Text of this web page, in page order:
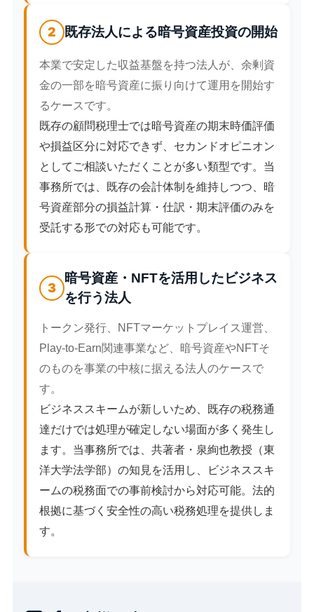
2 既存法人による暗号資産投資の開始
本業で安定した収益基盤を持つ法人が、余剰資
金の一部を暗号資産に振り向けて運用を開始す
るケースです。
既存の顧問税理士では暗号資産の期末時価評価
や損益区分に対応できず、セカンドオピニオン
としてご相談いただくことが多い類型です。当
事務所では、既存の会計体制を維持しつつ、暗
号資産部分の損益計算・仕訳・期末評価のみを
受託する形での対応も可能です。
3
暗号資産・NFTを活用したビジネス
を行う法人
トークン発行、NFTマーケットプレイス運営、
Play-to-Earn関連事業など、暗号資産やNFTそ
のものを事業の中核に据える法人のケースで
す。
ビジネススキームが新しいため、既存の税務通
達だけでは処理が確定しない場面が多く発生し
ます。当事務所では、共著者・泉絢也教授（東
洋大学法学部）の知見を活用し、ビジネススキ
ームの税務面での事前検討から対応可能。法的
根拠に基づく安全性の高い税務処理を提供しま
す。